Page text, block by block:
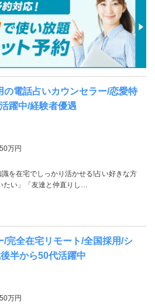
の電話占いカウンセラー/恋愛特
躍中/経験者優遇
万円
識を在宅でしっかり活かせる!占い好きな方
たい」「友達と仲直りし…
/完全在宅リモート/全国採用/シ
半から50代活躍中
万円